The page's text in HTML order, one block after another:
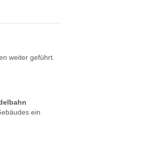
weiter geführt.
ein